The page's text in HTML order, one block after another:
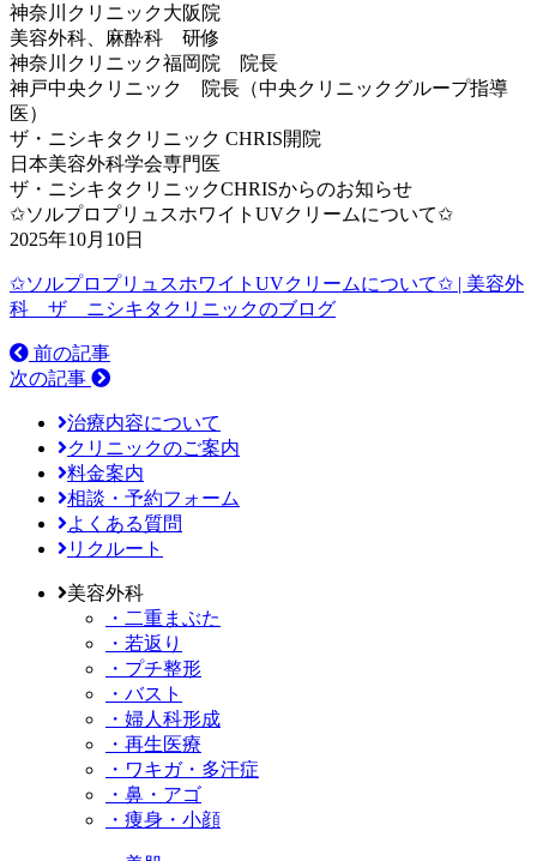
神奈川クリニック大阪院
美容外科、麻酔科 研修
神奈川クリニック福岡院 院長
神戸中央クリニック 院長（中央クリニックグループ指導
医）
ザ・ニシキタクリニック CHRIS開院
日本美容外科学会専門医
ザ・ニシキタクリニックCHRISからのお知らせ
✩ソルプロプリュスホワイトUVクリームについて✩
2025年10月10日
✩ソルプロプリュスホワイトUVクリームについて✩ | 美容外
科 ザ ニシキタクリニックのブログ
前の記事
次の記事
治療内容について
クリニックのご案内
料金案内
相談・予約フォーム
よくある質問
リクルート
美容外科
・二重まぶた
・若返り
・プチ整形
・バスト
・婦人科形成
・再生医療
・ワキガ・多汗症
・鼻・アゴ
・痩身・小顔